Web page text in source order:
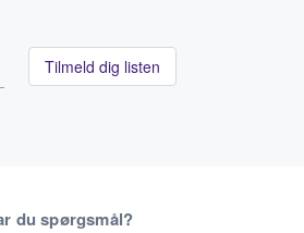
Tilmeld dig listen
du spørgsmål?